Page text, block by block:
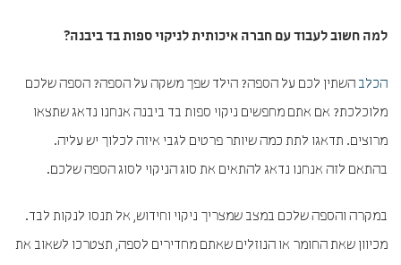
למה חשוב לעבוד עם חברה איכותית לניקוי ספות בד ביבנה?
הכלב השתין לכם על הספה? הילד שפך משקה על הספה? הספה שלכם
מלוכלכת? אם אתם מחפשים ניקוי ספות בד ביבנה אנחנו נדאג שתצאו
מרוצים. תדאגו לתת כמה שיותר פרטים לגבי איזה לכלוך יש עליה.
בהתאם לזה אנחנו נדאג להתאים את סוג הניקוי לסוג הספה שלכם.
במקרה והספה שלכם במצב שמצריך ניקוי וחידוש, אל תנסו לנקות לבד.
מכיוון שאת החומר או הנוזלים שאתם מחדירים לספה, תצטרכו לשאוב את